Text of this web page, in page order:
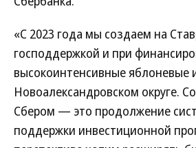
«С 2023 года мы создаем на
господдержкой и при
высокоинтенсивные яблоневые
Новоалександровском округе.
Сбером — это продолжение
поддержки инвестиционной